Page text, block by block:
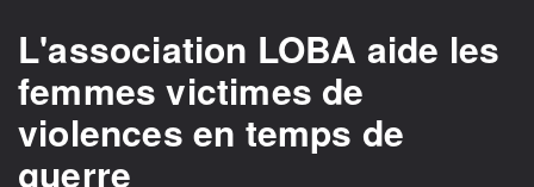
L'association LOBA aide les
femmes victimes de
violences en temps de
guerre